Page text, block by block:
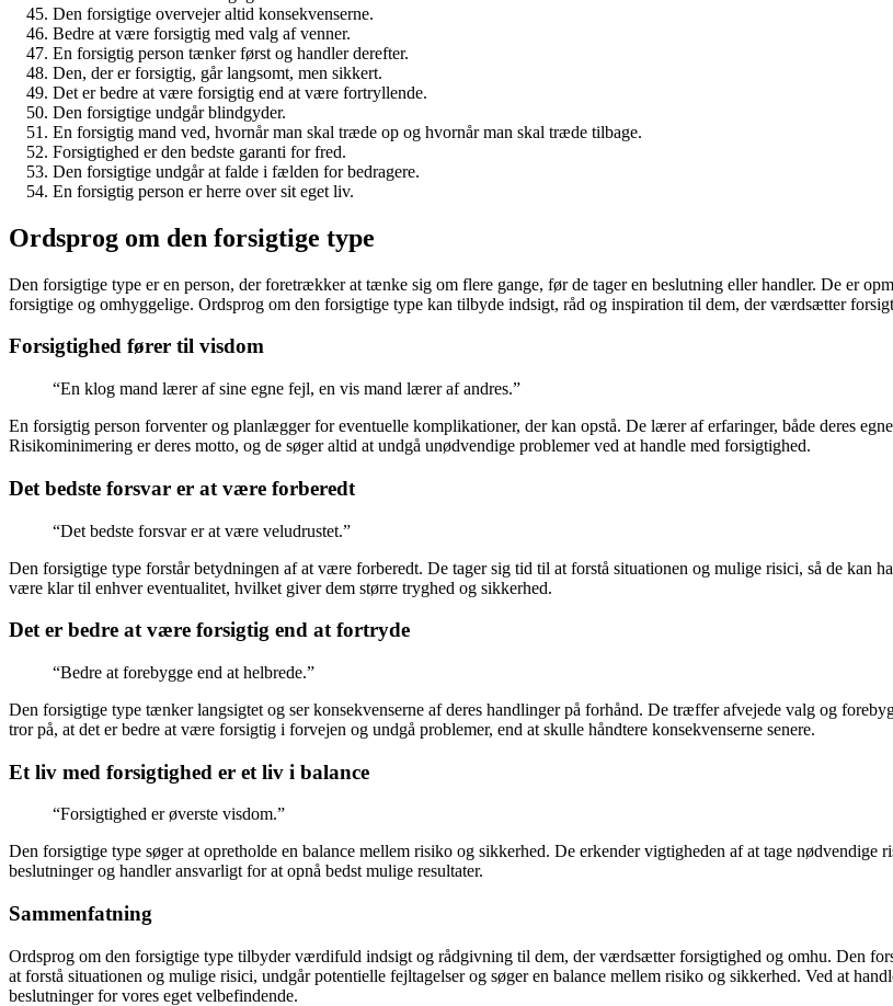
Den forsigtige overvejer altid konsekvenserne.
Bedre at være forsigtig med valg af venner.
En forsigtig person tænker først og handler derefter.
Den, der er forsigtig, går langsomt, men sikkert.
Det er bedre at være forsigtig end at være fortryllende.
Den forsigtige undgår blindgyder.
En forsigtig mand ved, hvornår man skal træde op og hvornår man skal træde tilbage.
Forsigtighed er den bedste garanti for fred.
Den forsigtige undgår at falde i fælden for bedragere.
En forsigtig person er herre over sit eget liv.
Ordsprog om den forsigtige type
Den forsigtige type er en person, der foretrækker at tænke sig om flere gange, før de tager en beslutning eller handler. De er
forsigtige og omhyggelige. Ordsprog om den forsigtige type kan tilbyde indsigt, råd og inspiration til dem, der værdsætter
Forsigtighed fører til visdom
“En klog mand lærer af sine egne fejl, en vis mand lærer af andres.”
En forsigtig person forventer og planlægger for eventuelle komplikationer, der kan opstå. De lærer af erfaringer, både deres
Risikominimering er deres motto, og de søger altid at undgå unødvendige problemer ved at handle med forsigtighed.
Det bedste forsvar er at være forberedt
“Det bedste forsvar er at være veludrustet.”
Den forsigtige type forstår betydningen af at være forberedt. De tager sig tid til at forstå situationen og mulige risici, så de kan
være klar til enhver eventualitet, hvilket giver dem større tryghed og sikkerhed.
Det er bedre at være forsigtig end at fortryde
“Bedre at forebygge end at helbrede.”
Den forsigtige type tænker langsigtet og ser konsekvenserne af deres handlinger på forhånd. De træffer afvejede valg og
tror på, at det er bedre at være forsigtig i forvejen og undgå problemer, end at skulle håndtere konsekvenserne senere.
Et liv med forsigtighed er et liv i balance
“Forsigtighed er øverste visdom.”
Den forsigtige type søger at opretholde en balance mellem risiko og sikkerhed. De erkender vigtigheden af at tage
beslutninger og handler ansvarligt for at opnå bedst mulige resultater.
Sammenfatning
Ordsprog om den forsigtige type tilbyder værdifuld indsigt og rådgivning til dem, der værdsætter forsigtighed og omhu. Den
at forstå situationen og mulige risici, undgår potentielle fejltagelser og søger en balance mellem risiko og sikkerhed. Ved at
beslutninger for vores eget velbefindende.